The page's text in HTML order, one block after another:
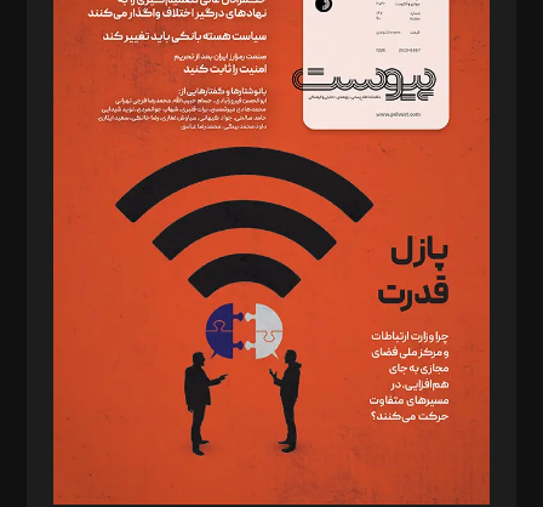
دبیر تحریریه: میثم قاسمی
د‌بیر ناداستان: سمانه سمیع
د‌بیر خدمت و تجارت: ابوالفضل رجبی
د‌بیر حقوق فناوری: حسام‌الدین ایپکچی
د‌بیر پیوست جهان: مینا پاکدل
د‌بیر تحریریه آنلاین: بابک نقاش
تحریریه‌: مجتبی محمود‌ی، آرش برهمند، یسنا امان‌پور، سروش کرمیان،
مصطفی مسجدی آرانی، ابوالفضل رجبی، زهرا فکرانه، فائزه فتحی
رستمی،مصطفی باستان
ویرایش: نگار استاد‌‌آقا
طراح یونیفرم: مجید توکلی
فیلمبرداری و عکاسی: امیر شفیعی، مانی لطفی زاده
گرافیک و صفحه‌آرایی: سید‌سبحان‌علی ثابت
مد‌یر توسعه تجاری: کامبیز برید‌
امور مالی: شاپور رهبری، محمد‌ کاظمی‌نیا